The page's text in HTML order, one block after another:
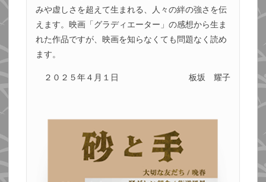
みや虚しさを超えて生まれる、人々の絆の強さを伝
えます。映画「グラディエーター」の感想から生ま
れた作品ですが、映画を知らなくても問題なく読め
ます。
２０２５年４月１日 板坂 耀子